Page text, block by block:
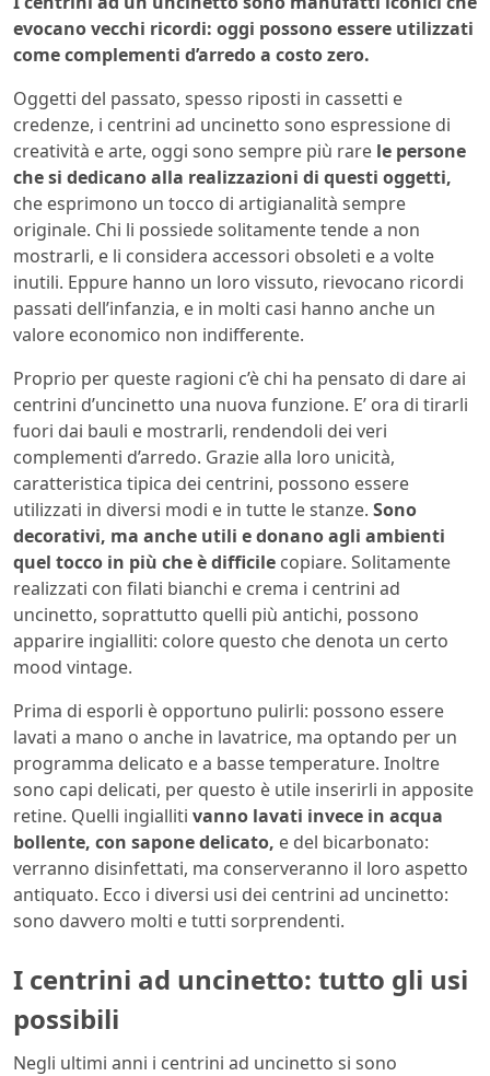
evocano vecchi ricordi: oggi possono essere utilizzati
come complementi d’arredo a costo zero.
Oggetti del passato, spesso riposti in cassetti e
credenze, i centrini ad uncinetto sono espressione di
creatività e arte, oggi sono sempre più rare le persone
che si dedicano alla realizzazioni di questi oggetti,
che esprimono un tocco di artigianalità sempre
originale. Chi li possiede solitamente tende a non
mostrarli, e li considera accessori obsoleti e a volte
inutili. Eppure hanno un loro vissuto, rievocano ricordi
passati dell’infanzia, e in molti casi hanno anche un
valore economico non indifferente.
Proprio per queste ragioni c’è chi ha pensato di dare ai
centrini d’uncinetto una nuova funzione. E’ ora di tirarli
fuori dai bauli e mostrarli, rendendoli dei veri
complementi d’arredo. Grazie alla loro unicità,
caratteristica tipica dei centrini, possono essere
utilizzati in diversi modi e in tutte le stanze. Sono
decorativi, ma anche utili e donano agli ambienti
quel tocco in più che è difficile copiare. Solitamente
realizzati con filati bianchi e crema i centrini ad
uncinetto, soprattutto quelli più antichi, possono
apparire ingialliti: colore questo che denota un certo
mood vintage.
Prima di esporli è opportuno pulirli: possono essere
lavati a mano o anche in lavatrice, ma optando per un
programma delicato e a basse temperature. Inoltre
sono capi delicati, per questo è utile inserirli in apposite
retine. Quelli ingialliti vanno lavati invece in acqua
bollente, con sapone delicato, e del bicarbonato:
verranno disinfettati, ma conserveranno il loro aspetto
antiquato. Ecco i diversi usi dei centrini ad uncinetto:
sono davvero molti e tutti sorprendenti.
I centrini ad uncinetto: tutto gli usi
possibili
Negli ultimi anni i centrini ad uncinetto si sono